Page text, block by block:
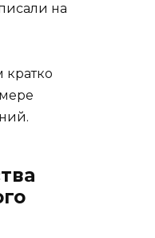
на
кратко